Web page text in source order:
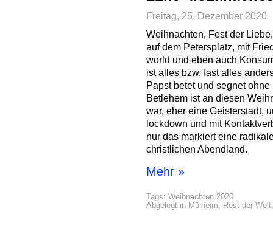
Freitag, 25. Dezember 2020
Weihnachten, Fest der
auf dem Petersplatz, mit
world und eben auch
ist alles bzw. fast alles
Papst betet und segnet
Betlehem ist an diesen
war, eher eine Geisterstadt,
lockdown und mit
nur das markiert eine
christlichen Abendland.
Mehr »
Tags: Weihnachten 2020
Abgelegt in Mülheim, Rest der Welt